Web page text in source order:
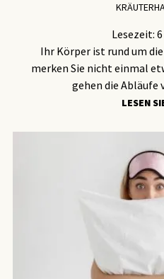
Lesezeit: 6
Ihr Körper ist rund um
merken Sie nicht einmal
gehen die
LESEN